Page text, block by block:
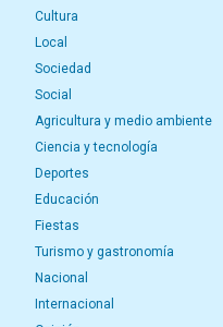
Cultura
Local
Sociedad
Social
Agricultura y medio ambiente
Ciencia y tecnología
Deportes
Educación
Fiestas
Turismo y gastronomía
Nacional
Internacional